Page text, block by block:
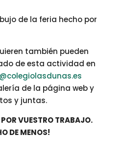
de la feria hecho por
también pueden
de esta actividad en
de la página web y
y juntas.
VUESTRO TRABAJO.
DE MENOS!